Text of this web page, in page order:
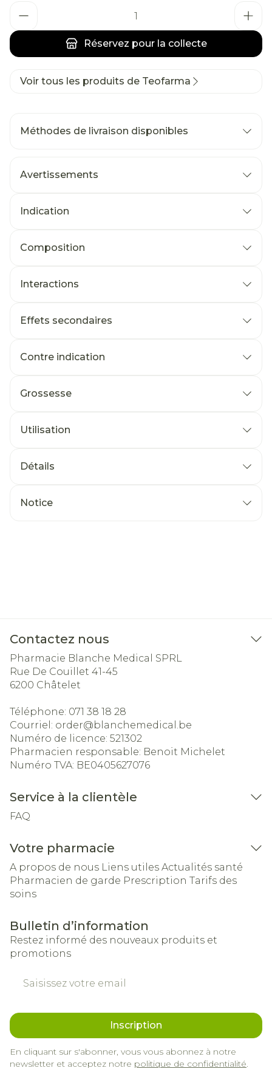
Réservez pour la collecte
Voir tous les produits de Teofarma
Méthodes de livraison disponibles
Avertissements
Indication
Composition
Interactions
Effets secondaires
Contre indication
Grossesse
Utilisation
Détails
Notice
Contactez nous
Pharmacie Blanche Medical SPRL
Rue De Couillet 41-45
6200 Châtelet
Téléphone: 071 38 18 28
Courriel: order@blanchemedical.be
Numéro de licence: 521302
Pharmacien responsable: Benoit Michelet
Numéro TVA: BE0405627076
Service à la clientèle
FAQ
Votre pharmacie
A propos de nous Liens utiles Actualités santé
Pharmacien de garde Prescription Tarifs des
soins
Bulletin d’information
Restez informé des nouveaux produits et
promotions
Inscription
En cliquant sur s'abonner, vous vous abonnez à notre
newsletter et acceptez notre politique de confidentialité.